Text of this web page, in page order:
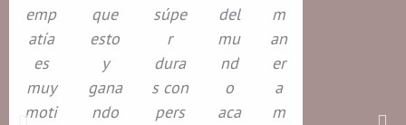
emp
atía
es
muy
moti
que
esto
y
gana
ndo
súpe
r
dura
s con
pers
del
mu
nd
o
aca
m
an
er
a
m